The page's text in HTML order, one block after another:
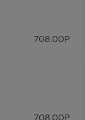
708.00 Р
708.00 Р